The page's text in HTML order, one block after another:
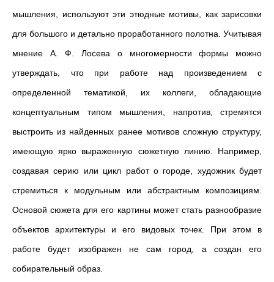
мышления, используют эти этюдные мотивы, как зарисовки
для большого и детально проработанного полотна. Учитывая
мнение А. Ф. Лосева о многомерности формы можно
утверждать, что при работе над произведением с
определенной тематикой, их коллеги, обладающие
концептуальным типом мышления, напротив, стремятся
выстроить из найденных ранее мотивов сложную структуру,
имеющую ярко выраженную сюжетную линию. Например,
создавая серию или цикл работ о городе, художник будет
стремиться к модульным или абстрактным композициям.
Основой сюжета для его картины может стать разнообразие
объектов архитектуры и его видовых точек. При этом в
работе будет изображен не сам город, а создан его
собирательный образ.